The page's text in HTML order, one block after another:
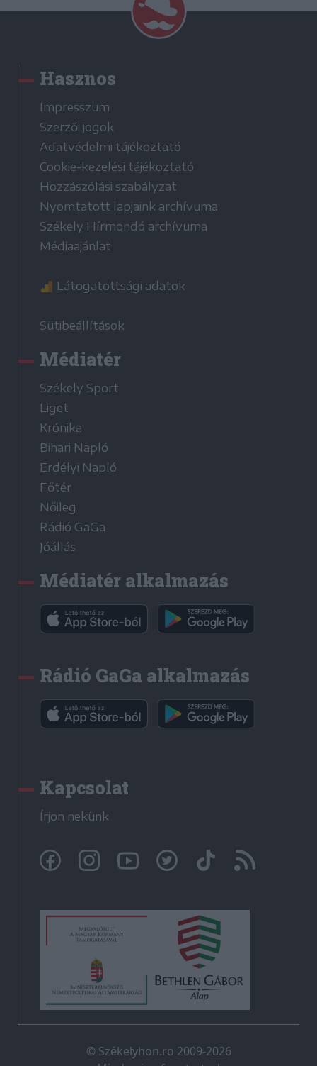
Hasznos
Impresszum
Szerzői jogok
Adatvédelmi tájékoztató
Cookie-kezelési tájékoztató
Hozzászólási szabályzat
Nyomtatott lapjaink archívuma
Székely Hírmondó archívuma
Médiaajánlat
Látogatottsági adatok
Sütibeállítások
Médiatér
Székely Sport
Liget
Krónika
Bihari Napló
Erdélyi Napló
Főtér
Nőileg
Rádió GaGa
Jóállás
Médiatér alkalmazás
Rádió GaGa alkalmazás
Kapcsolat
Írjon nekünk
© Székelyhon.ro 2009-2026